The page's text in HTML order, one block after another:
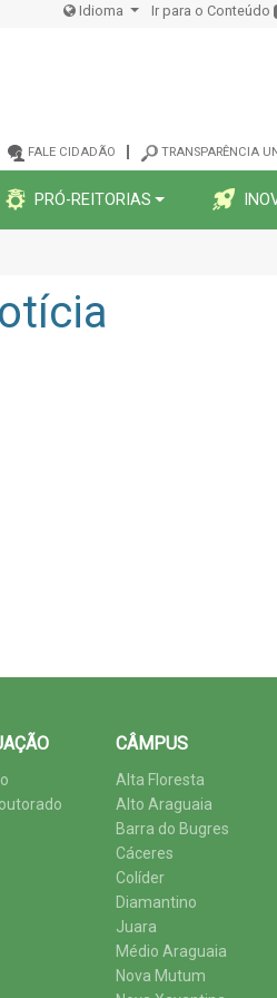
Idioma Ir para o Conteúdo
FALE CIDADÃO TRANSPARÊNCIA
PRÓ-REITORIAS
CÂMPUS
Alta Floresta
Alto Araguaia
Barra do Bugres
Cáceres
Colíder
Diamantino
Juara
Médio Araguaia
Nova Mutum